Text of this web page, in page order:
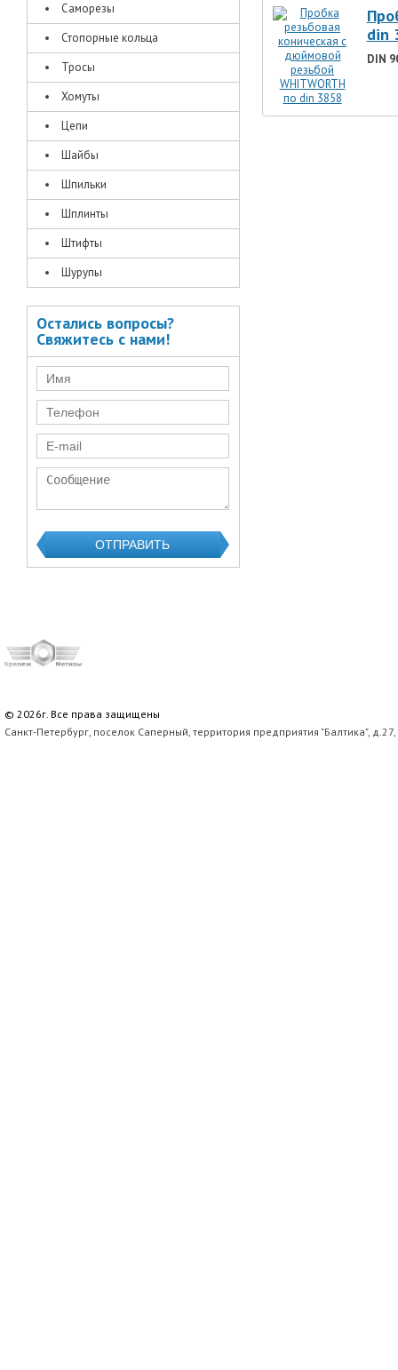
Саморезы
Стопорные кольца
Тросы
Хомуты
Цепи
Шайбы
Шпильки
Шплинты
Штифты
Шурупы
Остались вопросы?
Свяжитесь с нами!
din
DIN
© 2026г. Все права защищены
Санкт-Петербург, поселок Саперный, территория предприятия "Балтика",